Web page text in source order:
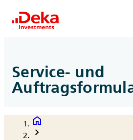
Service- und
Breadcrumb
home
chevron_right